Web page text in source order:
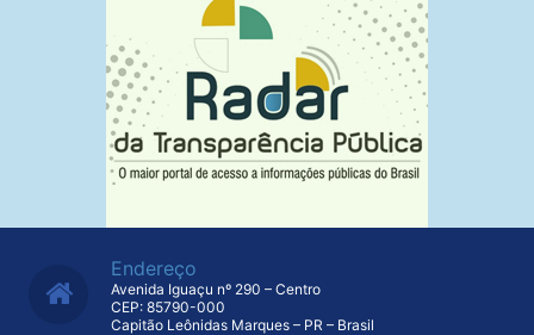
Endereço
Avenida Iguaçu nº 290 – Centro
CEP: 85790-000
Capitão Leônidas Marques – PR – Brasil